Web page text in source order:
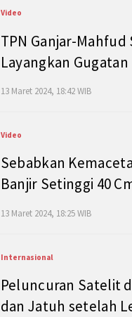
Video
TPN Ganjar-
Layangkan
13 Maret 2024, 18:42 WIB
Video
Sebabkan
Banjir Setinggi 40
13 Maret 2024, 18:25 WIB
Internasional
Peluncuran Satelit
dan Jatuh setelah